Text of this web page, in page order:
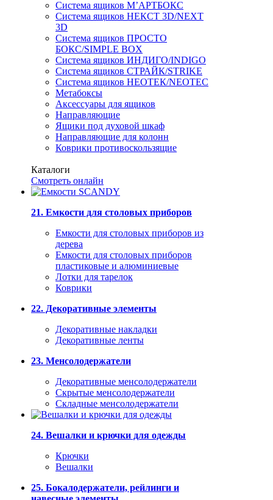
Система ящиков М’АРТБОКС
Система ящиков НЕКСТ 3D/NEXT
3D
Система ящиков ПРОСТО
БОКС/SIMPLE BOX
Система ящиков ИНДИГО/INDIGO
Система ящиков СТРАЙК/STRIKE
Система ящиков НЕОТЕК/NEOTEC
Метабоксы
Аксессуары для ящиков
Направляющие
Ящики под духовой шкаф
Направляющие для колонн
Коврики противоскользящие
Каталоги
Смотреть онлайн
21. Емкости для столовых приборов
Емкости для столовых приборов из
дерева
Емкости для столовых приборов
пластиковые и алюминиевые
Лотки для тарелок
Коврики
22. Декоративные элементы
Декоративные накладки
Декоративные ленты
23. Менсолодержатели
Декоративные менсолодержатели
Скрытые менсолодержатели
Складные менсолодержатели
24. Вешалки и крючки для одежды
Крючки
Вешалки
25. Бокалодержатели, рейлинги и